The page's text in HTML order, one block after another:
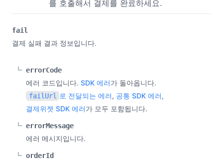
를 호출해서 결제를 완료하세요.
fail
결제 실패 결과 정보입니다.
errorCode
에러 코드입니다. SDK 에러가 돌아옵니다.
failUrl 로 전달되는 에러, 공통 SDK 에러,
결제위젯 SDK 에러가 모두 포함됩니다.
errorMessage
에러 메시지입니다.
orderId